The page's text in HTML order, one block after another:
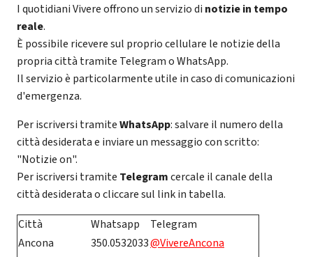
I quotidiani Vivere offrono un servizio di notizie in tempo
reale.
È possibile ricevere sul proprio cellulare le notizie della
propria città tramite Telegram o WhatsApp.
Il servizio è particolarmente utile in caso di comunicazioni
d'emergenza.
Per iscriversi tramiteWhatsApp: salvare il numero della
città desiderata e inviare un messaggio con scritto:
"Notizie on".
Per iscriversi tramite Telegramcercale il canale della
città desiderata o cliccare sul link in tabella.
Città
Whatsapp
Telegram
Ancona
350.0532033@VivereAncona